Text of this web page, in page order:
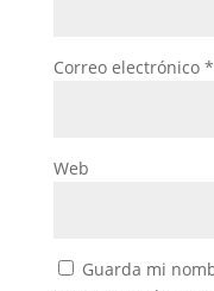
Correo electrónico *
Web
Guarda mi